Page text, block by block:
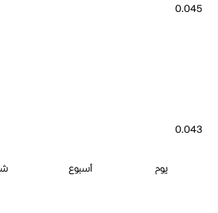
0.045
0.043
يوم أسبوع